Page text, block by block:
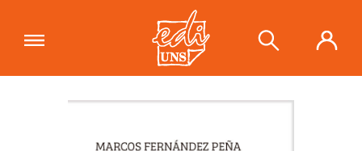
"Por qué son Argentinas. Para
derechos argentinos sobre Malvinas"